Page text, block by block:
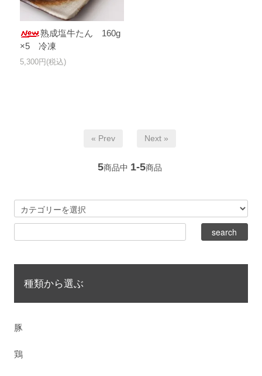
熟成塩牛たん 160g
×5 冷凍
5,300円(税込)
« Prev Next »
5商品中 1-5商品
種類から選ぶ
豚
鶏